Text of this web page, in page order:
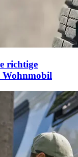
richtige
Wohnmobil